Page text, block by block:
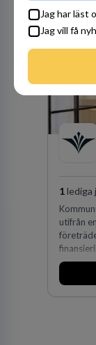
Jag har läst
Jag vill få
1 lediga
utifrån